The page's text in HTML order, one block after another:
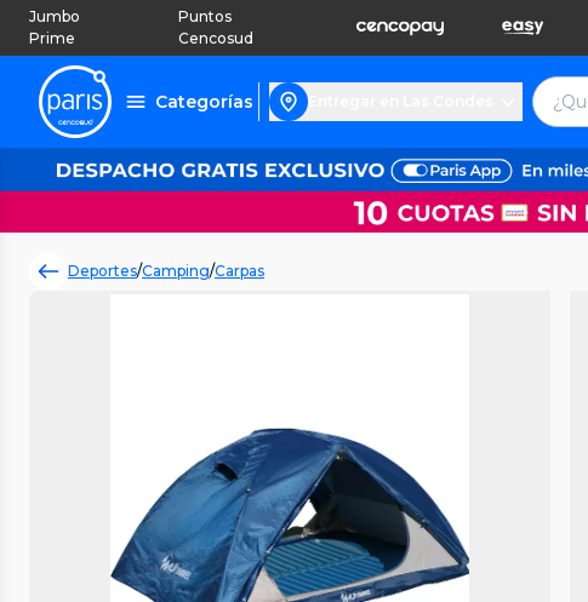
Jumbo
Prime
Puntos
Cencosud
Categorías
Deportes/Camping/Carpas